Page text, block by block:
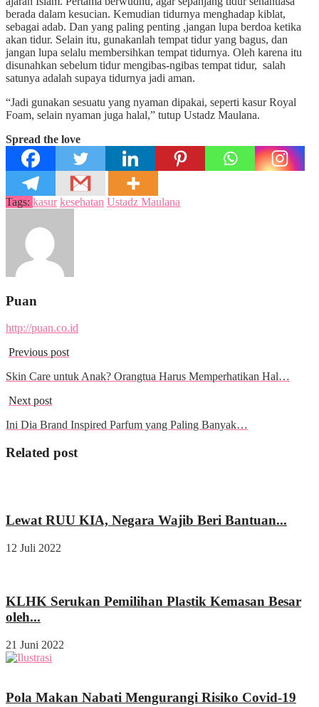
berada dalam kesucian. Kemudian tidurnya menghadap kiblat,
sebagai adab. Dan yang paling penting ,jangan lupa berdoa ketika
akan tidur. Selain itu, gunakanlah tempat tidur yang bagus, dan
jangan lupa selalu membersihkan tempat tidurnya. Oleh karena itu
disunahkan sebelum tidur mengibas-ngibas tempat tidur, salah
satunya adalah supaya tidurnya jadi aman.
“Jadi gunakan sesuatu yang nyaman dipakai, seperti kasur Royal
Foam, selain nyaman juga halal,” tutup Ustadz Maulana.
Spread the love
Tags: kasur kesehatan Ustadz Maulana
Puan
http://puan.co.id
Previous post
Skin Care untuk Anak? Orangtua Harus Memperhatikan Hal…
Next post
Ini Dia Brand Inspired Parfum yang Paling Banyak…
Related post
Lewat RUU KIA, Negara Wajib Beri Bantuan...
12 Juli 2022
KLHK Serukan Pemilihan Plastik Kemasan Besar
oleh...
21 Juni 2022
Pola Makan Nabati Mengurangi Risiko Covid-19